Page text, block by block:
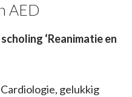
AED
‘Reanimatie en
gelukkig